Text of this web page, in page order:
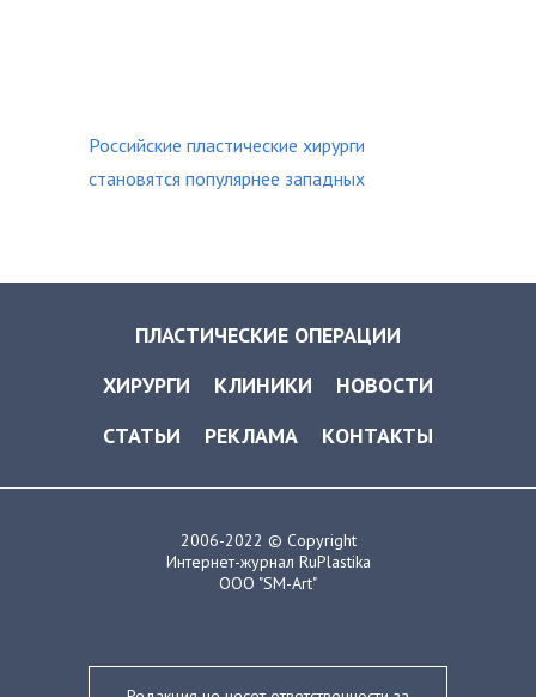
Российские пластические хирурги
становятся популярнее западных
ПЛАСТИЧЕСКИЕ ОПЕРАЦИИ
ХИРУРГИ
КЛИНИКИ
НОВОСТИ
СТАТЬИ
РЕКЛАМА КОНТАКТЫ
2006-2022 © Copyright
Интернет-журнал RuPlastika
ООО "SM-Art"